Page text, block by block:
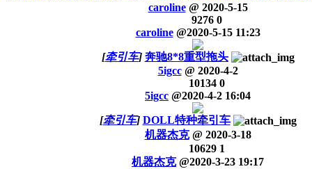
caroline @ 2020-5-15
9276 0
caroline @2020-5-15 11:23
[牵引车] 奔驰8*8重型拖头
5igcc @ 2020-4-2
10134 0
5igcc @2020-4-2 16:04
[牵引车] DOLL特种牵引车
机器杰克 @ 2020-3-18
10629 1
机器杰克 @2020-3-23 19:17